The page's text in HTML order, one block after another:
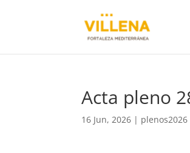
Acta pleno
16 Jun, 2026 | plenos2026